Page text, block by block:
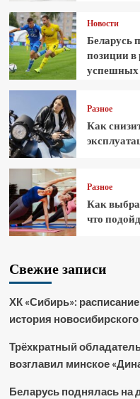
Новости
Беларусь
позиции
успешных
Разное
Как
Разное
Как
что
Свежие записи
ХК «Сибирь»:
история
Трёхкратный
возглавил минское
Беларусь поднялась на